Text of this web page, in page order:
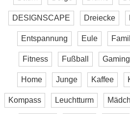
DESIGNSCAPE Dreiecke
Entspannung Eule
Fitness Fußball Gaming
Home Junge Kaffee
Kompass Leuchtturm